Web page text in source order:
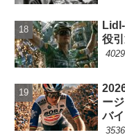
役
ー
バ